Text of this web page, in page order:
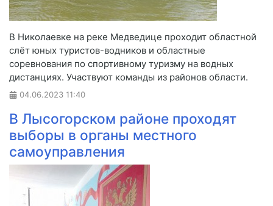
В Николаевке на реке Медведице проходит областной
слёт юных туристов-водников и областные
соревнования по спортивному туризму на водных
дистанциях. Участвуют команды из районов области.
04.06.2023 11:40
В Лысогорском районе проходят
выборы в органы местного
самоуправления